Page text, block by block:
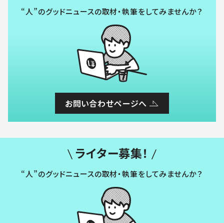
“人”のグッドニュースの取材・執筆をしてみませんか？
お問い合わせページへ
ライター募集！
“人”のグッドニュースの取材・執筆をしてみませんか？